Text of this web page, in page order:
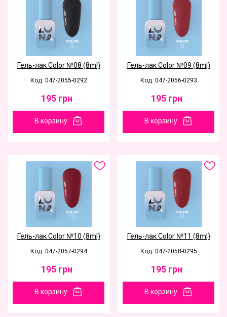
Гель-лак Color №08 (8ml)
Код: 047-2055-0292
195 грн
В корзину
Гель-лак Color №09 (8ml)
Код: 047-2056-0293
195 грн
В корзину
Гель-лак Color №10 (8ml)
Код: 047-2057-0294
195 грн
В корзину
Гель-лак Color №11 (8ml)
Код: 047-2058-0295
195 грн
В корзину